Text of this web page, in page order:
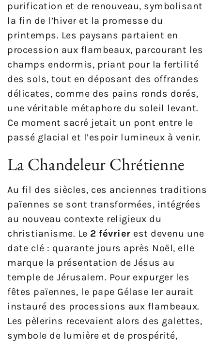
purification et de renouveau, symbolisant
la fin de l’hiver et la promesse du
printemps. Les paysans partaient en
procession aux flambeaux, parcourant les
champs endormis, priant pour la fertilité
des sols, tout en déposant des offrandes
délicates, comme des pains ronds dorés,
une véritable métaphore du soleil levant.
Ce moment sacré jetait un pont entre le
passé glacial et l’espoir lumineux à venir.
La Chandeleur Chrétienne
Au fil des siècles, ces anciennes traditions
païennes se sont transformées, intégrées
au nouveau contexte religieux du
christianisme. Le 2 février est devenu une
date clé : quarante jours après Noël, elle
marque la présentation de Jésus au
temple de Jérusalem. Pour expurger les
fêtes païennes, le pape Gélase Ier aurait
instauré des processions aux flambeaux.
Les pèlerins recevaient alors des galettes,
symbole de lumière et de prospérité,